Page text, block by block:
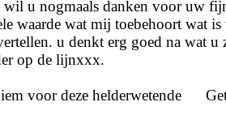
u nogmaals danken voor uw
waarde wat mij toebehoort wat
u denkt erg goed na wat
op de lijnxxx.